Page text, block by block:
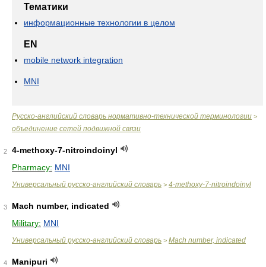
Тематики
информационные технологии в целом
EN
mobile network integration
MNI
Русско-английский словарь нормативно-технической терминологии >
объединение сетей подвижной связи
2
4-methoxy-7-nitroindoinyl
Pharmacy: MNI
Универсальный русско-английский словарь > 4-methoxy-7-nitroindoinyl
3
Mach number, indicated
Military: MNI
Универсальный русско-английский словарь > Mach number, indicated
4
Manipuri